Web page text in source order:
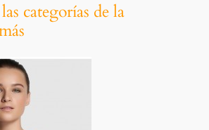
categorías de la